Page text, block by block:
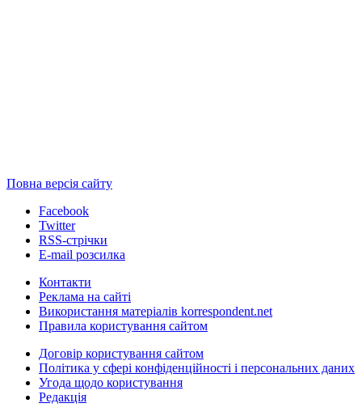
Повна версія сайту
Facebook
Twitter
RSS-стрічки
E-mail розсилка
Контакти
Реклама на сайті
Використання матеріалів korrespondent.net
Правила користування сайтом
Договір користування сайтом
Політика у сфері конфіденційності і персональних даних
Угода щодо користування
Редакція